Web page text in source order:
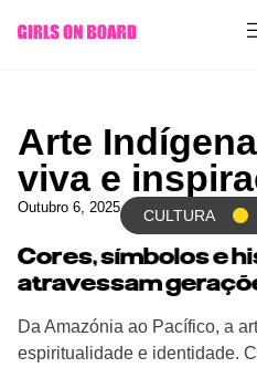
conteúdo
Arte
viva e
Outubro 6, 2025 CULTURA
Cores, símbolos e
atravessam
Da Amazónia ao Pacífico, a
espiritualidade e identidade.